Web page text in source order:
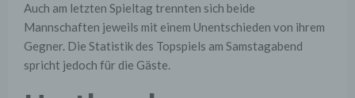
Auch am letzten Spieltag trennten sich beide
Mannschaften jeweils mit einem Unentschieden von ihrem
Gegner. Die Statistik des Topspiels am Samstagabend
spricht jedoch für die Gäste.